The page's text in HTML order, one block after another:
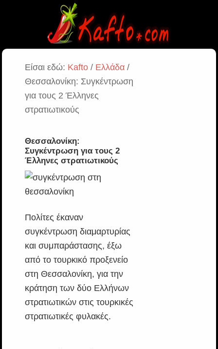
Είσαι εδώ: Kafto/ Ελλάδα/
Θεσσαλονίκη: Συγκέντρωση
για τους 2 Έλληνες
στρατιωτικούς
Θεσσαλονίκη:
Συγκέντρωση για τους 2
Έλληνες στρατιωτικούς
Πολίτες έκαναν
συγκέντρωση διαμαρτυρίας
και συμπαράστασης, έξω
από το τουρκικό προξενείο
στη Θεσσαλονίκη, για την
κράτηση των δύο Ελλήνων
στρατιωτικών στις τουρκικές
στρατιωτικές φυλακές.